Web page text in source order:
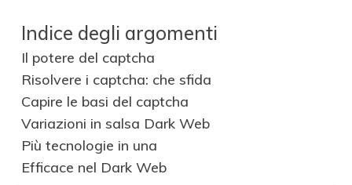
Indice degli argomenti
Il potere del captcha
Risolvere i captcha: che sfida
Capire le basi del captcha
Variazioni in salsa Dark Web
Più tecnologie in una
Efficace nel Dark Web